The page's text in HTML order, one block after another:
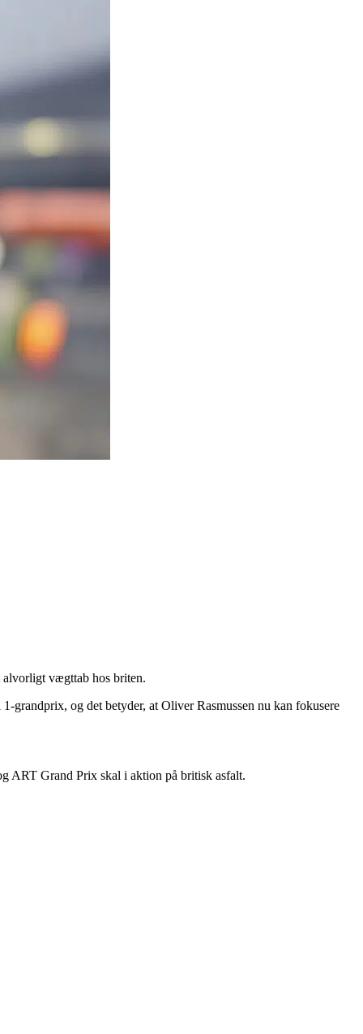
alvorligt vægttab hos briten.
grandprix, og det betyder, at Oliver Rasmussen nu kan fokusere
ART Grand Prix skal i aktion på britisk asfalt.